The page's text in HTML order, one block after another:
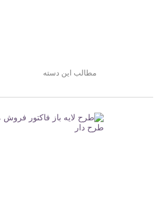
مطالب این دسته